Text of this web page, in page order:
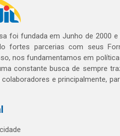
foi fundada em Junho de 2000 e
fortes parcerias com seus
nos fundamentamos em
constante busca de sempre
e principalmente,